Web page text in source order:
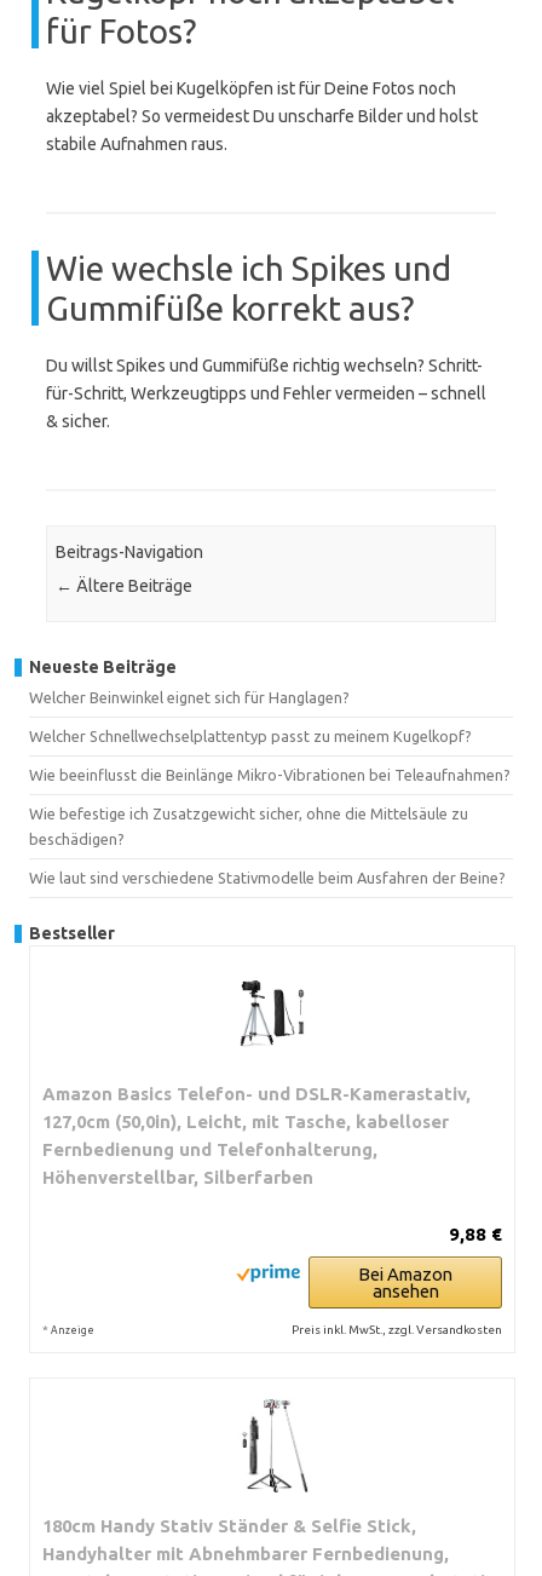
für Fotos?
Wie viel Spiel bei Kugelköpfen ist für Deine Fotos noch
akzeptabel? So vermeidest Du unscharfe Bilder und holst
stabile Aufnahmen raus.
Wie wechsle ich Spikes und
Gummifüße korrekt aus?
Du willst Spikes und Gummifüße richtig wechseln? Schritt-
für-Schritt, Werkzeugtipps und Fehler vermeiden – schnell
& sicher.
Beitrags-Navigation
← Ältere Beiträge
Neueste Beiträge
Welcher Beinwinkel eignet sich für Hanglagen?
Welcher Schnellwechselplattentyp passt zu meinem Kugelkopf?
Wie beeinflusst die Beinlänge Mikro-Vibrationen bei Teleaufnahmen?
Wie befestige ich Zusatzgewicht sicher, ohne die Mittelsäule zu
beschädigen?
Wie laut sind verschiedene Stativmodelle beim Ausfahren der Beine?
Bestseller
Amazon Basics Telefon- und DSLR-Kamerastativ,
127,0cm (50,0in), Leicht, mit Tasche, kabelloser
Fernbedienung und Telefonhalterung,
Höhenverstellbar, Silberfarben
9,88 €
Bei Amazon
ansehen
* Anzeige Preis inkl. MwSt., zzgl. Versandkosten
180cm Handy Stativ Ständer & Selfie Stick,
Handyhalter mit Abnehmbarer Fernbedienung,